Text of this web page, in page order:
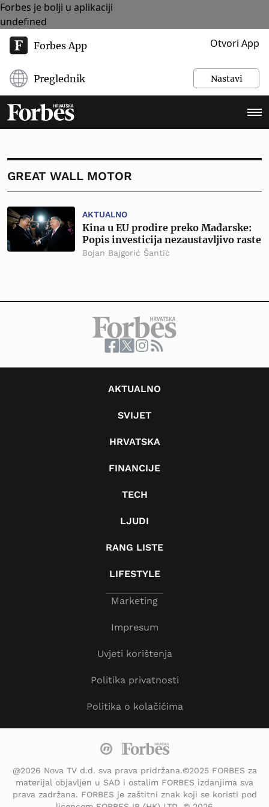
Forbes je bolji u aplikaciji
undefined
Forbes App Otvori App
Preglednik Nastavi
GREAT WALL MOTOR
AKTUALNO
Kina u EU prodire preko Mađarske:
Popis investicija nezaustavljivo raste
Bojan Bajgorić Šantić
AKTUALNO
SVIJET
HRVATSKA
FINANCIJE
TECH
LJUDI
RANG LISTE
LIFESTYLE
Marketing
Impresum
Uvjeti korištenja
Politika privatnosti
Politika o kolačićima
@2026 Nova TV d.d. sva prava pridržana.©2025 FORBES za
materijal objavljen u SAD i ostalim FORBES izdanjima sva
prava zadržana. FORBES je zaštitni znak koji se koristi pod